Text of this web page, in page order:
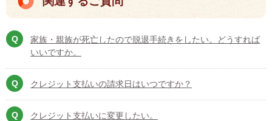
家族・親族が死亡したので脱退手続きをしたい。どうすれば
いいですか。
クレジット支払いの請求日はいつですか？
クレジット支払いに変更したい。